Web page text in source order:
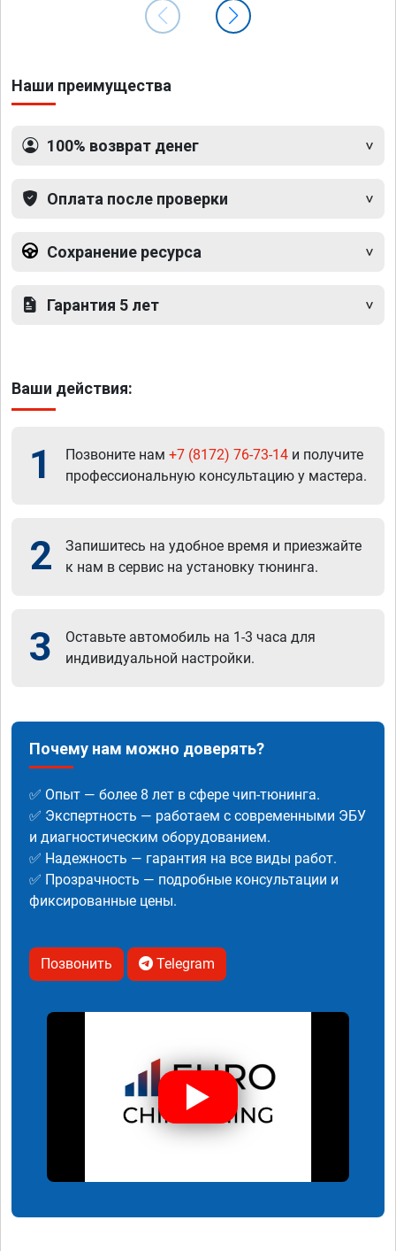
Наши преимущества
100% возврат денег
Оплата после проверки
Сохранение ресурса
Гарантия 5 лет
Ваши действия:
1 Позвоните нам +7 (8172) 76-73-14 и получите
профессиональную консультацию у мастера.
2
Запишитесь на удобное время и приезжайте
к нам в сервис на установку тюнинга.
3
Оставьте автомобиль на 1-3 часа для
индивидуальной настройки.
Почему нам можно доверять?
✅ Опыт — более 8 лет в сфере чип-тюнинга.
✅ Экспертность — работаем с современными ЭБУ
и диагностическим оборудованием.
✅ Надежность — гарантия на все виды работ.
✅ Прозрачность — подробные консультации и
фиксированные цены.
Позвонить Telegram